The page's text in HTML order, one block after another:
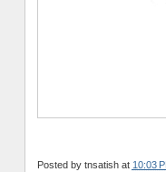
Posted by tnsatish at 10:03